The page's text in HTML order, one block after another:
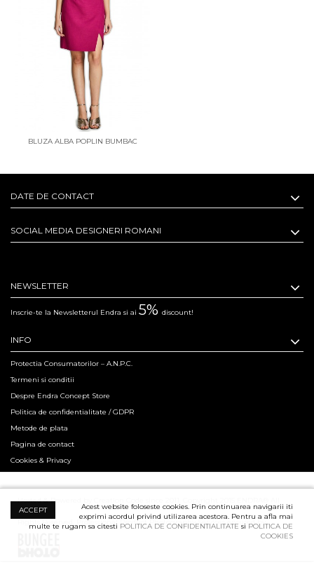
BLUZA ALBA POPLIN BUMBAC
DATE DE CONTACT
SOCIAL MEDIA DESIGNERI ROMANI
NEWSLETTER
Inscrie-te la Newsletterul Endra si ai 5% discount!
INFO
Protectia Consumatorilor – A.N.P.C.
Termeni si conditii
Despre Endra Concept Store
Politica de confidentialitate / GDPR
Metode de plata
Pagina de contact
Cookies & Privacy
Hosted & Powered by Creation Code since 2011. Copyright 2015 ENDRA® All
Rights Reserved. Professional Product Photography Services ensured by
ACCEPT
Acest website foloseste cookies. Prin continuarea navigarii iti
exprimi acordul privind utilizarea acestora. Pentru a afla mai
multe te rugam sa citesti POLITICA DE CONFIDENTIALITATE si POLITICA DE
COOKIES